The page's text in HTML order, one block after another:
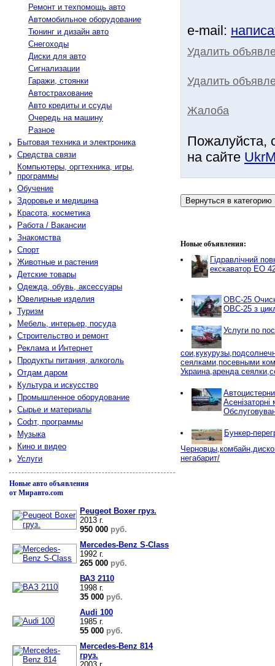
Ремонт и техпомощь авто
Автомобильное оборудование
Тюнинг и дизайн авто
Снегоходы
Диски для авто
Сигнализации
Гаражи, стоянки
Автострахование
Авто кредиты и ссуды
Очередь на машину
Разное
Бытовая техника и электроника
Средства связи
Компьютеры, оргтехника, игры,
программы
Обучение
Здоровье и медицина
Красота, косметика
Работа / Вакансии
Знакомства
Спорт
Животные и растения
Детские товары
Одежда, обувь, аксессуары
Ювелирные изделия
Туризм
Мебель, интерьер, посуда
Строительство и ремонт
Реклама и Интернет
Продукты питания, алкоголь
Отдам даром
Культура и искусство
Промышленное оборудование
Сырье и материалы
Софт, программы
Музыка
Кино и видео
Услуги
Новые авто объявления
от Миравто.com
Peugeot Boxer груз.
2013 г.
950 000 руб.
Mercedes-Benz S-Class
1992 г.
265 000 руб.
ВАЗ 2110
1998 г.
35 000 руб.
Audi 100
1985 г.
55 000 руб.
Mercedes-Benz 814
груз.
e-mail:
Удалить
Удалить
Жалоба
Пожалуйста,
на сайте
Новые объявления:
Гідравлічний
екскаватор ЕО
ОВС-25
ОВС-25 з
Услуги по
сеялками,посевными
Украина,аренда
Бункер-
негабарит/